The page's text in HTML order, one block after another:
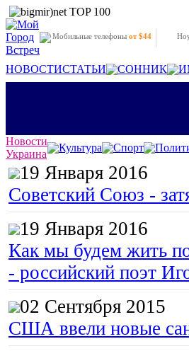
Мобильные телефоны от $44
НОВОСТИСТАТЬИ СОННИК
Новости
Украина
Культура Спорт
19 Января 2016
Советский Союз -
19 Января 2016
Как мы будем жить
- российский поэт
02 Сентября 2015
США ввели новые